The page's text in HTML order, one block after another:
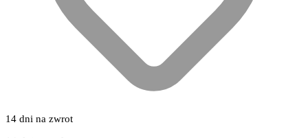
14 dni na zwrot